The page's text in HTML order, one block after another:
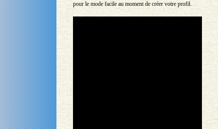
pour le mode facile au moment de créer votre profil.